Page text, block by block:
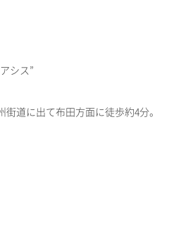
シス”
道に出て布田方面に徒歩約4分。